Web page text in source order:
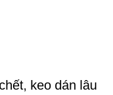
keo dán lâu